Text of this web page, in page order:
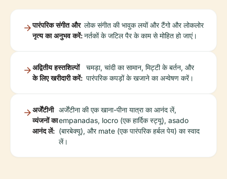
पारंपरिक संगीत और
नृत्य का अनुभव करें:
लोक संगीत की भावुक लयों और टैंगो और लोकलोर
नर्तकों के जटिल पैर के काम से मोहित हो जाएं।
अद्वितीय हस्तशिल्पों
के लिए खरीदारी करें:
चमड़ा, चांदी का सामान, मिट्टी के बर्तन, और
पारंपरिक कपड़ों के खजाने का अन्वेषण करें।
अर्जेंटीनी
व्यंजनों का
आनंद लें:
अर्जेंटीना की एक खाना-पीना यात्रा का आनंद लें,
empanadas, locro (एक हार्दिक स्ट्यू), asado
(बारबेक्यू), और mate (एक पारंपरिक हर्बल पेय) का स्वाद
लें।